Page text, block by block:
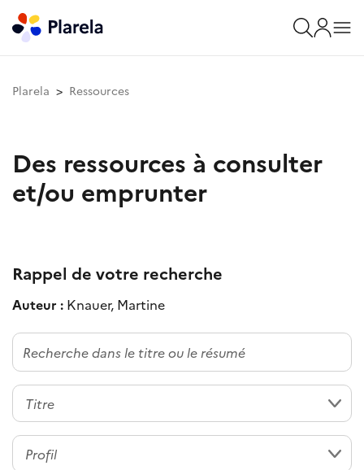
Plarela Ressources
Des ressources à consulter
et/ou emprunter
Rappel de votre recherche
Auteur : Knauer, Martine